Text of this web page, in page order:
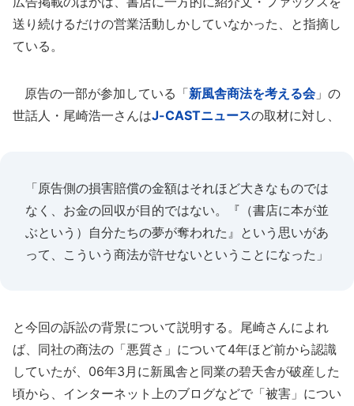
送り続けるだけの営業活動しかしていなかった、と指摘し
ている。
原告の一部が参加している「新風舎商法を考える会」の
世話人・尾崎浩一さんはJ-CASTニュースの取材に対し、
「原告側の損害賠償の金額はそれほど大きなものでは
なく、お金の回収が目的ではない。『（書店に本が並
ぶという）自分たちの夢が奪われた』という思いがあ
って、こういう商法が許せないということになった」
と今回の訴訟の背景について説明する。尾崎さんによれ
ば、同社の商法の「悪質さ」について4年ほど前から認識
していたが、06年3月に新風舎と同業の碧天舎が破産した
頃から、インターネット上のブログなどで「被害」につい